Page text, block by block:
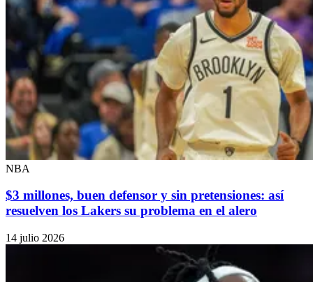
NBA
$3 millones, buen defensor y sin pretensiones: así
resuelven los Lakers su problema en el alero
14 julio 2026